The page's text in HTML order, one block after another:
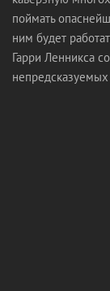
поймать
ним будет
Гарри Ленникса